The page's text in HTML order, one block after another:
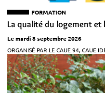
FORMATION
La qualité du logement et
Le mardi 8 septembre 2026
ORGANISÉ PAR LE CAUE 94, CAUE